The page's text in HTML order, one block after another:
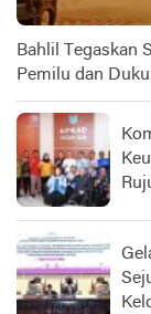
Bahlil Tegaskan
Pemilu dan